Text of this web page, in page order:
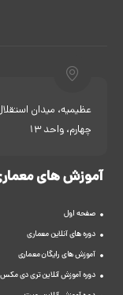
عظیمیه، میدان
چهارم، واحد 13
آموزش های
صفحه اول
دوره های آنلاین معماری
آموزش های رایگان معماری
دوره آموزش آنلاین تری دی مکس